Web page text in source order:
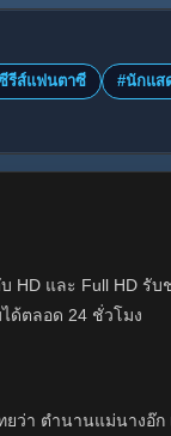
รีส์แฟนตาซี #นักแส
และ Full HD รั
ด้ตลอด 24 ชั่วโมง
ยว่า ตำนานแม่นาง